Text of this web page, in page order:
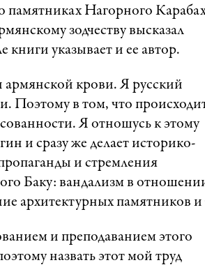
памятниках Нагорного
зодчеству высказал
указывает и ее автор.
крови. Я русский
Поэтому в том, что
Я отношусь к этому
и сразу же делает историко-
и стремления
Баку: вандализм в
архитектурных памятников и
и преподаванием этого
назвать этот мой труд